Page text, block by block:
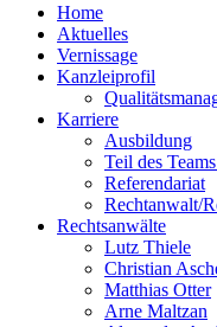
Home
Aktuelles
Vernissage
Kanzleiprofil
Karriere
Ausbildung
Teil des
Referendariat
Rechtanwalt/
Rechtsanwälte
Lutz Thiele
Christian
Matthias Otter
Arne Maltzan